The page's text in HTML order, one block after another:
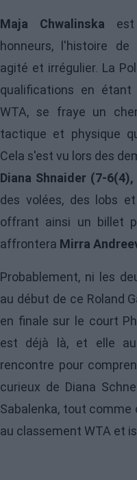
Maja Chwalinska
honneurs, l'histoire de
agité et irrégulier. La
qualifications en
WTA, se fraye un
tactique et physique
Cela s'est vu lors des
Diana Shnaider (7-
des volées, des lobs
offrant ainsi un billet
affrontera Mirra
Probablement, ni les
au début de ce Roland
en finale sur le court
est déjà là, et elle
rencontre pour
curieux de Diana
Sabalenka, tout comme
au classement WTA et